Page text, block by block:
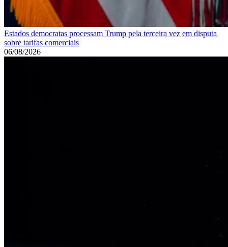
Estados democratas processam Trump pela terceira vez em disputa
sobre tarifas comerciais
06/08/2026